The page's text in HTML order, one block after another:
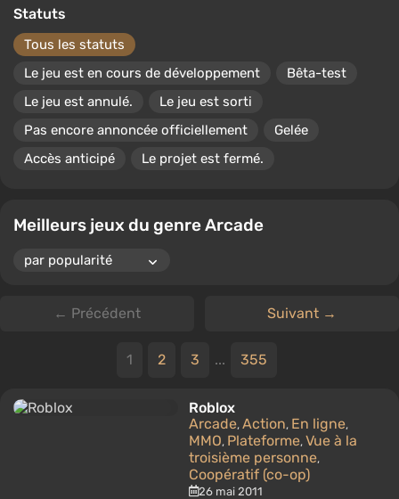
Statuts
Tous les statuts
Le jeu est en cours de développement
Bêta-test
Le jeu est annulé.
Le jeu est sorti
Pas encore annoncée officiellement
Gelée
Accès anticipé
Le projet est fermé.
Meilleurs jeux du genre Arcade
← Précédent Suivant →
1 2 3 ... 355
Roblox
Arcade, Action, En ligne,
MMO, Plateforme, Vue à la
troisième personne,
Coopératif (co-op)
26 mai 2011